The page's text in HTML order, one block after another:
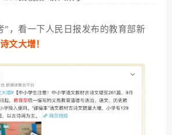
”，看一下人民日报发布的教育部新
文大增！